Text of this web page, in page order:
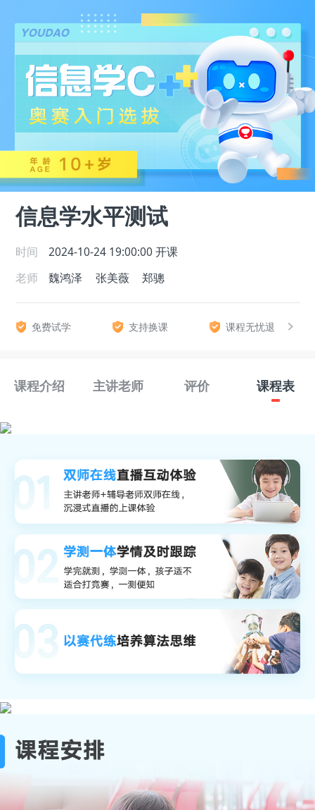
信息学水平测试
时间 2024-10-24 19:00:00 开课
老师
魏鸿泽 张美薇 郑骢
免费试学 支持换课 课程无忧退
课程介绍 主讲老师 评价 课程表